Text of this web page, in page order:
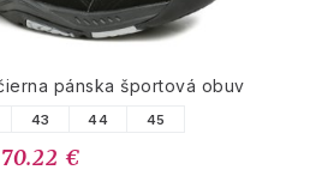
pánska športová obuv
43 44 45
70.22 €